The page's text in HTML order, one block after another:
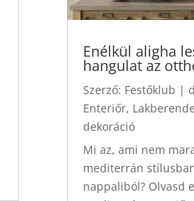
Enélkül aligha
hangulat az
Szerző: Festőklub |
Enteriőr,
dekoráció
Mi az, ami nem
mediterrán
nappaliból? Olvasd